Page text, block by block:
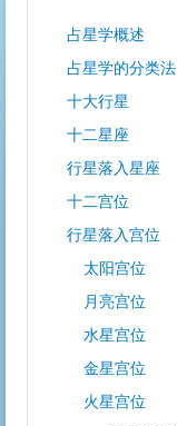
占星学概述
占星学的分类法
十大行星
十二星座
行星落入星座
十二宫位
行星落入宫位
太阳宫位
月亮宫位
水星宫位
金星宫位
火星宫位